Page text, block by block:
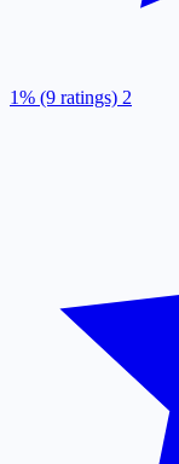
1% (9 ratings) 2